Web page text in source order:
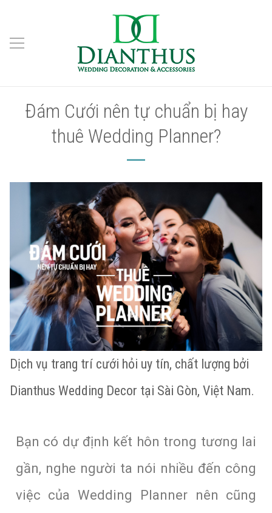
Đám Cưới nên tự chuẩn bị hay
thuê Wedding Planner?
Dịch vụ trang trí cưới hỏi uy tín, chất lượng bởi
Dianthus Wedding Decor tại Sài Gòn, Việt Nam.
Bạn có dự định kết hôn trong tương lai
gần, nghe người ta nói nhiều đến công
việc của Wedding Planner nên cũng